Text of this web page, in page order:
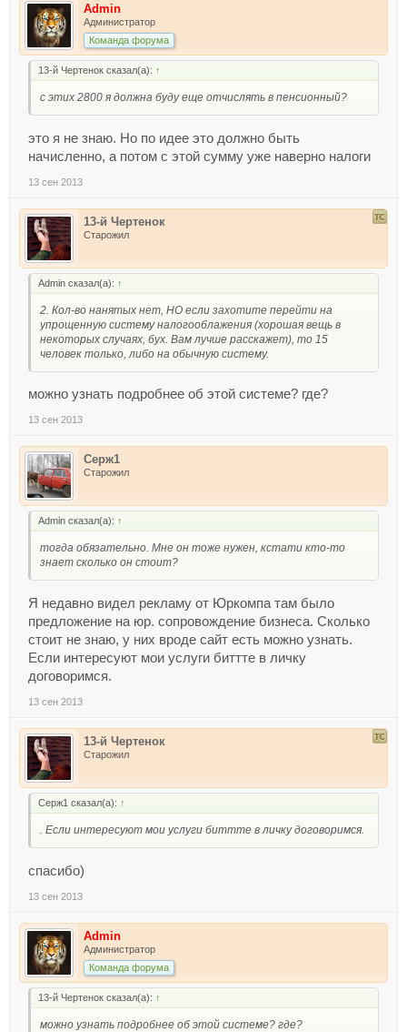
Admin
Администратор
Команда форума
13-й Чертенок сказал(а): ↑
с этих 2800 я должна буду еще отчислять в пенсионный?
это я не знаю. Но по идее это должно быть
начисленно, а потом с этой сумму уже наверно налоги
13 сен 2013
13-й Чертенок
Старожил
Admin сказал(а): ↑
2. Кол-во нанятых нет, НО если захотите перейти на
упрощенную систему налогооблажения (хорошая вещь в
некоторых случаях, бух. Вам лучше расскажет), то 15
человек только, либо на обычную систему.
можно узнать подробнее об этой системе? где?
13 сен 2013
Серж1
Старожил
Admin сказал(а): ↑
тогда обязательно. Мне он тоже нужен, кстати кто-то
знает сколько он стоит?
Я недавно видел рекламу от Юркомпа там было
предложение на юр. сопровождение бизнеса. Сколько
стоит не знаю, у них вроде сайт есть можно узнать.
Если интересуют мои услуги биттте в личку
договоримся.
13 сен 2013
13-й Чертенок
Старожил
Серж1 сказал(а): ↑
. Если интересуют мои услуги биттте в личку договоримся.
спасибо)
13 сен 2013
Admin
Администратор
Команда форума
13-й Чертенок сказал(а): ↑
можно узнать подробнее об этой системе? где?